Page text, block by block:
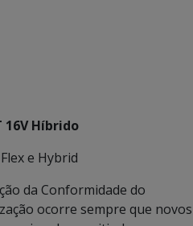
16V Híbrido
e Hybrid
da Conformidade do
ocorre sempre que novos